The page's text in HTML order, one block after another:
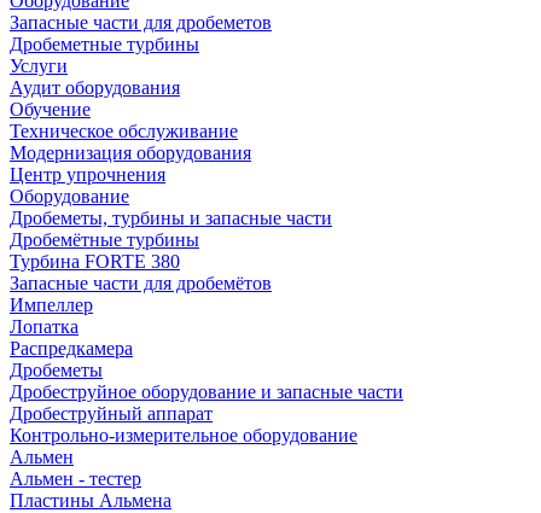
Запасные части для дробеметов
Дробеметные турбины
Услуги
Аудит оборудования
Обучение
Техническое обслуживание
Модернизация оборудования
Центр упрочнения
Оборудование
Дробеметы, турбины и запасные части
Дробемётные турбины
Турбина FORTE 380
Запасные части для дробемётов
Импеллер
Лопатка
Распредкамера
Дробеметы
Дробеструйное оборудование и запасные части
Дробеструйный аппарат
Контрольно-измерительное оборудование
Альмен
Альмен - тестер
Пластины Альмена